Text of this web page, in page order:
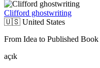
Clifford ghostwriting
🇺🇸 United States
From Idea to Published Book
açık